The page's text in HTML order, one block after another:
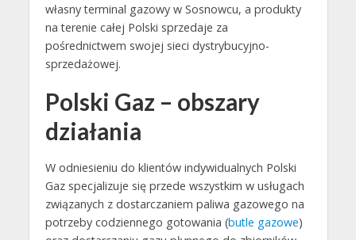
własny terminal gazowy w Sosnowcu, a produkty
na terenie całej Polski sprzedaje za
pośrednictwem swojej sieci dystrybucyjno-
sprzedażowej.
Polski Gaz – obszary
działania
W odniesieniu do klientów indywidualnych Polski
Gaz specjalizuje się przede wszystkim w usługach
związanych z dostarczaniem paliwa gazowego na
potrzeby codziennego gotowania (butle gazowe)